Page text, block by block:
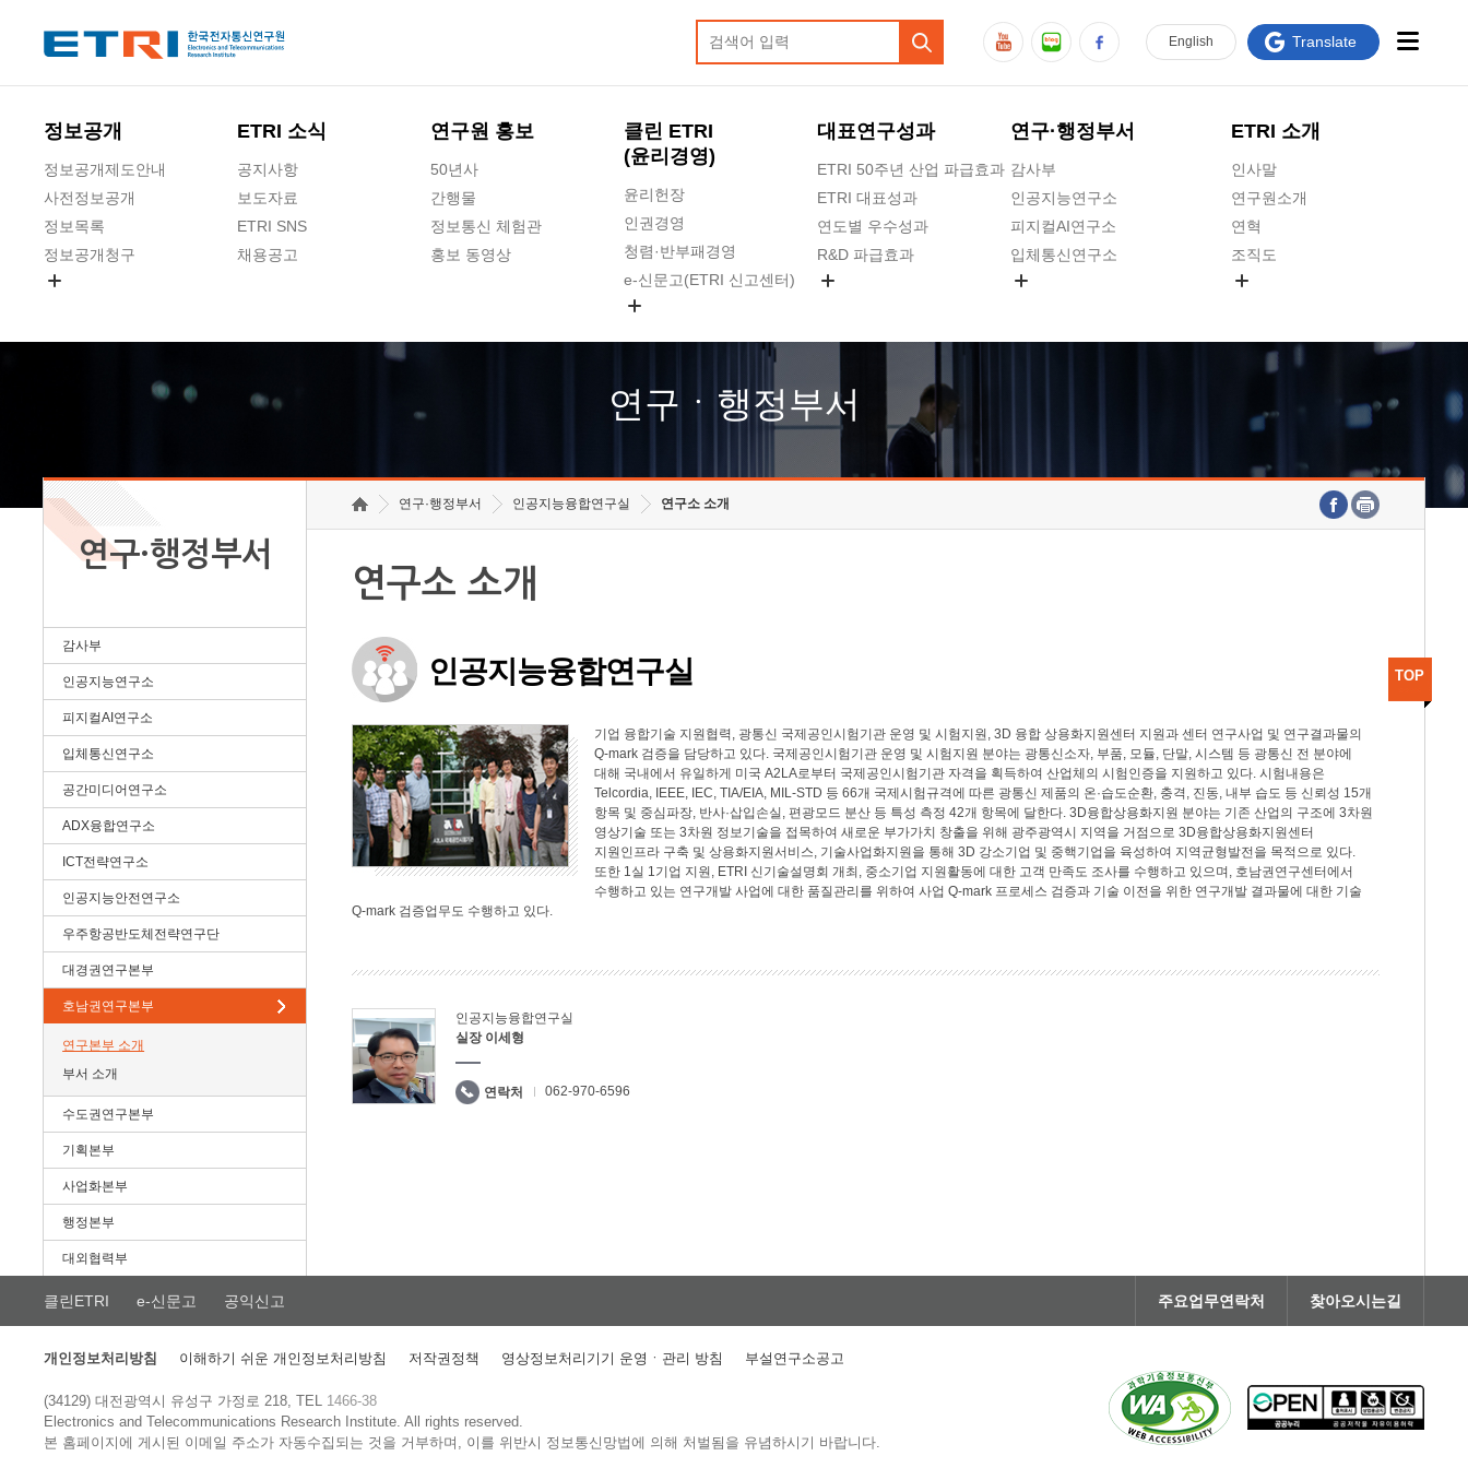
정보공개
정보공개제도안내
사전정보공개
정보목록
정보공개청구
ETRI 소식
공지사항
보도자료
ETRI SNS
채용공고
연구원 홍보
50년사
간행물
정보통신 체험관
홍보 동영상
클린 ETRI
(윤리경영)
윤리헌장
인권경영
청렴·반부패경영
e-신문고(ETRI 신고센터)
고객의소리
수의계약 현황
대표연구성과
ETRI 50주년 산업 파급효과
ETRI 대표성과
연도별 우수성과
R&D 파급효과
연구·행정부서
감사부
인공지능연구소
피지컬AI연구소
입체통신연구소
호남권연구본부
기획본부
ETRI 소개
인사말
연구원소개
연혁
조직도
연구원 고객헌장
주요업무연락처
English Translate
연구ㆍ행정부서
연구·행정부서
감사부
인공지능연구소
피지컬AI연구소
입체통신연구소
공간미디어연구소
ADX융합연구소
ICT전략연구소
인공지능안전연구소
우주항공반도체전략연구단
대경권연구본부
호남권연구본부
연구본부 소개
부서 소개
수도권연구본부
기획본부
사업화본부
행정본부
대외협력부
연구·행정부서 인공지능융합연구실 연구소 소개
연구소 소개
인공지능융합연구실
기업 융합기술 지원협력, 광통신 국제공인시험기관 운영 및 시험지원, 3D 융합 상용화지원센터 지원과 센터 연구사업 및 연구결과물의
Q-mark 검증을 담당하고 있다. 국제공인시험기관 운영 및 시험지원 분야는 광통신소자, 부품, 모듈, 단말, 시스템 등 광통신 전 분야에
대해 국내에서 유일하게 미국 A2LA로부터 국제공인시험기관 자격을 획득하여 산업체의 시험인증을 지원하고 있다. 시험내용은
Telcordia, IEEE, IEC, TIA/EIA, MIL-STD 등 66개 국제시험규격에 따른 광통신 제품의 온·습도순환, 충격, 진동, 내부 습도 등 신뢰성 15개
항목 및 중심파장, 반사·삽입손실, 편광모드 분산 등 특성 측정 42개 항목에 달한다. 3D융합상용화지원 분야는 기존 산업의 구조에 3차원
영상기술 또는 3차원 정보기술을 접목하여 새로운 부가가치 창출을 위해 광주광역시 지역을 거점으로 3D융합상용화지원센터
지원인프라 구축 및 상용화지원서비스, 기술사업화지원을 통해 3D 강소기업 및 중핵기업을 육성하여 지역균형발전을 목적으로 있다.
또한 1실 1기업 지원, ETRI 신기술설명회 개최, 중소기업 지원활동에 대한 고객 만족도 조사를 수행하고 있으며, 호남권연구센터에서
수행하고 있는 연구개발 사업에 대한 품질관리를 위하여 사업 Q-mark 프로세스 검증과 기술 이전을 위한 연구개발 결과물에 대한 기술
Q-mark 검증업무도 수행하고 있다.
인공지능융합연구실
실장 이세형
연락처 062-970-6596
TOP
클린ETRI e-신문고 공익신고 주요업무연락처 찾아오시는길
개인정보처리방침 이해하기 쉬운 개인정보처리방침 저작권정책 영상정보처리기기 운영ㆍ관리 방침 부설연구소공고
(34129) 대전광역시 유성구 가정로 218, TEL 1466-38
Electronics and Telecommunications Research Institute.All rights reserved.
본 홈페이지에 게시된 이메일 주소가 자동수집되는 것을 거부하며, 이를 위반시 정보통신망법에 의해 처벌됨을 유념하시기 바랍니다.